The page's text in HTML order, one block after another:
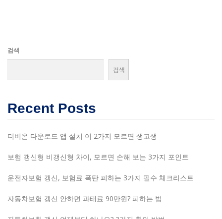
검색
검색
Recent Posts
더비온 다운로드 앱 설치 이 2가지 모르면 생고생
보험 갱신형 비갱신형 차이, 모르면 손해 보는 3가지 포인트
운전자보험 갱신, 보험료 폭탄 피하는 3가지 필수 체크리스트
자동차보험 갱신 안하면 과태료 90만원? 피하는 법